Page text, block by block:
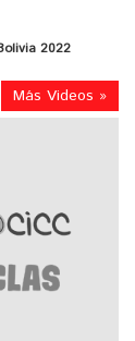
2022
Más Videos »